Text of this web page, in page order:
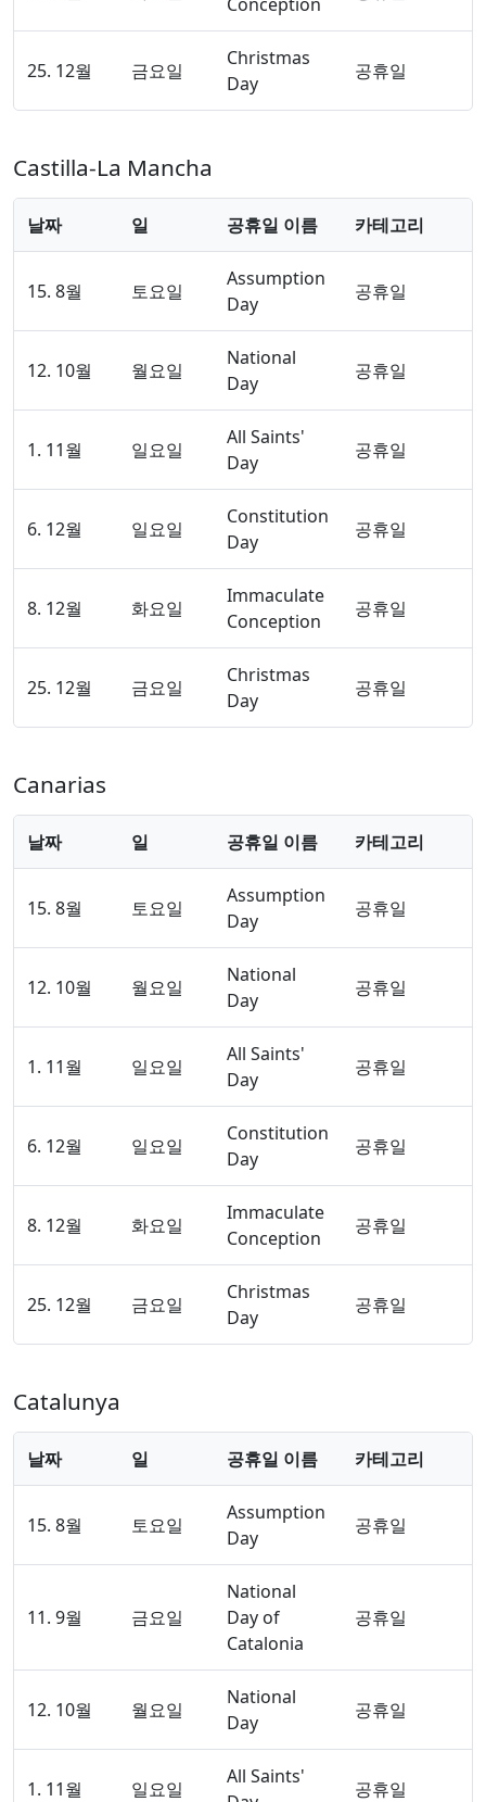
25. 12월 금요일
Christmas
Day
공휴일
Castilla-La Mancha
날짜 일 공휴일 이름 카테고리
15. 8월 토요일
Assumption
Day
공휴일
12. 10월 월요일
National
Day
공휴일
1. 11월 일요일
All Saints'
Day
공휴일
6. 12월 일요일
Constitution
Day
공휴일
8. 12월 화요일
Immaculate
Conception
공휴일
25. 12월 금요일
Christmas
Day
공휴일
Canarias
날짜 일 공휴일 이름 카테고리
15. 8월 토요일
Assumption
Day
공휴일
12. 10월 월요일
National
Day
공휴일
1. 11월 일요일
All Saints'
Day
공휴일
6. 12월 일요일
Constitution
Day
공휴일
8. 12월 화요일
Immaculate
Conception
공휴일
25. 12월 금요일
Christmas
Day
공휴일
Catalunya
날짜 일 공휴일 이름 카테고리
15. 8월 토요일
Assumption
Day
공휴일
11. 9월 금요일
National
Day of
Catalonia
공휴일
12. 10월 월요일
National
Day
공휴일
1. 11월 일요일
All Saints'
공휴일